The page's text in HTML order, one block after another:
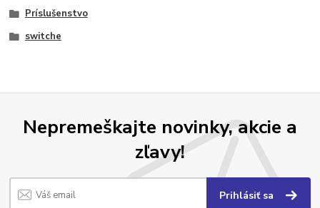
Príslušenstvo
switche
Nepremeškajte novinky, akcie a
zľavy!
Prihlásiť sa